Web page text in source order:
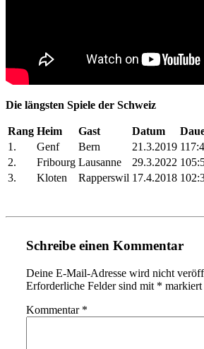
Die längsten Spiele der Schweiz
Rang Heim Gast Datum
1.
Genf Bern 21.3.2019
2.
Fribourg Lausanne 29.3.2022
3.
Kloten Rapperswil 17.4.2018
Schreibe einen Kommentar
Deine E-Mail-Adresse wird nicht
Erforderliche Felder sind mit * markiert
Kommentar *